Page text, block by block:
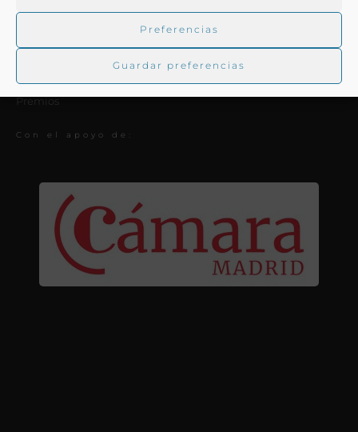
Preferencias
Guardar preferencias
La RAG
Premios
Con el apoyo de: